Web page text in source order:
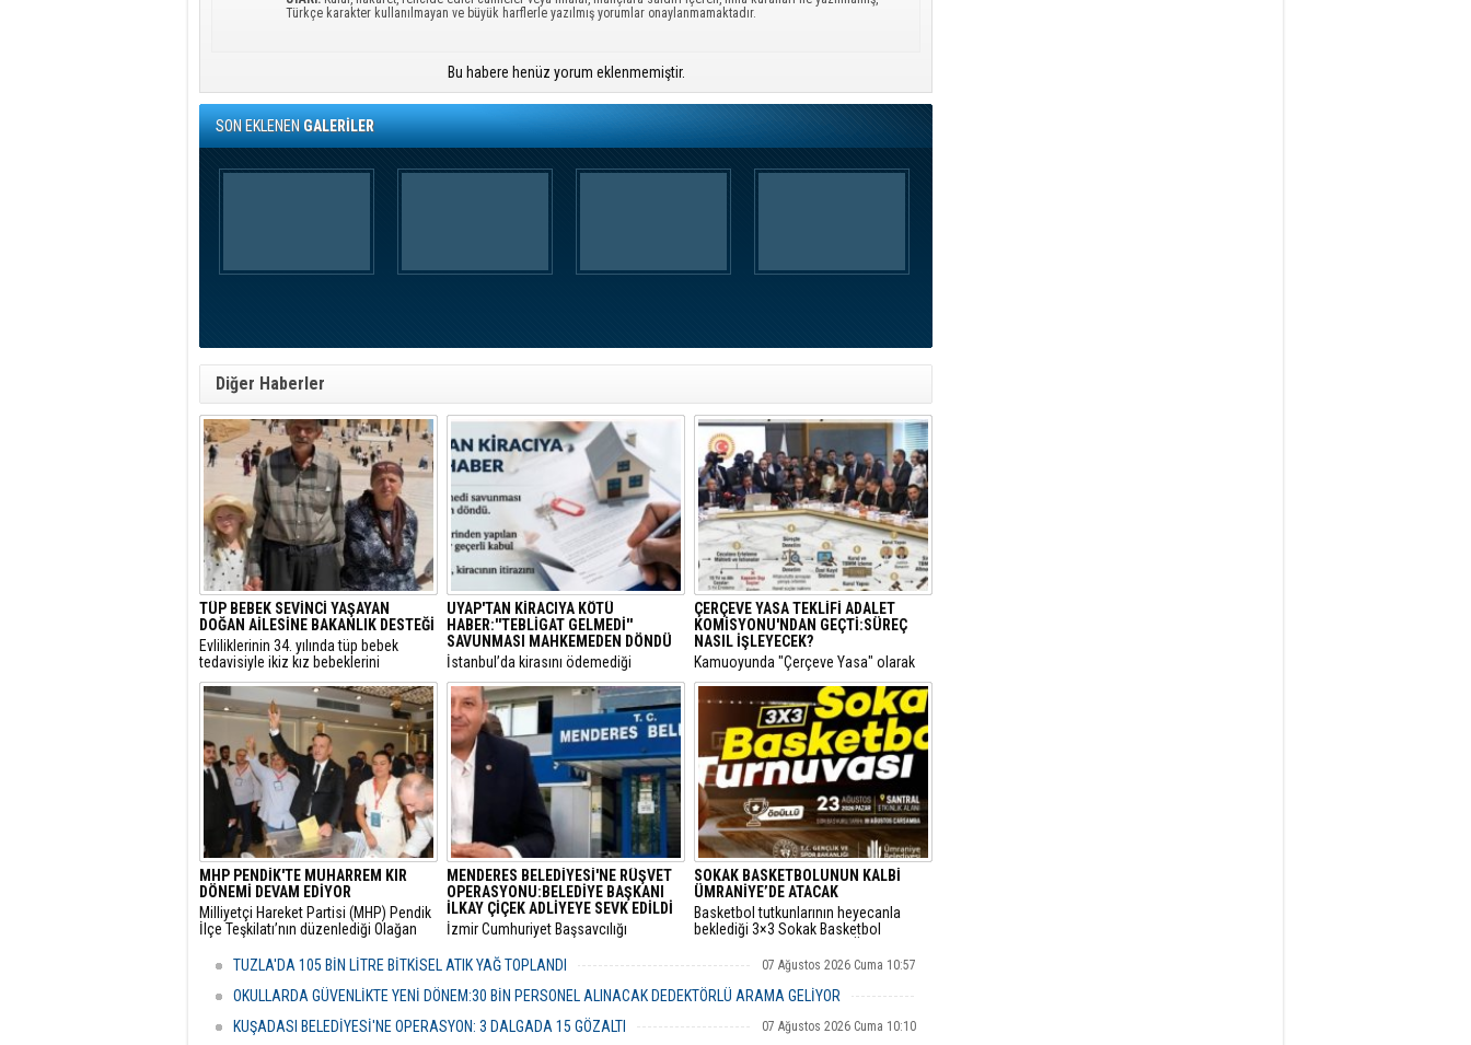
Türkçe karakter kullanılmayan ve büyük harflerle yazılmış yorumlar onaylanmamaktadır.
Bu habere henüz yorum eklenmemiştir.
SON EKLENENGALERİLER
Diğer Haberler
TÜP BEBEK SEVİNCİ YAŞAYAN
DOĞAN AİLESİNE BAKANLIK DESTEĞİ
​Evliliklerinin 34. yılında tüp bebek
tedavisiyle ikiz kız bebeklerini
kucaklarına alan ve Anıtkabir
ziyaretleriyle sosyal medyada büyük
beğeni toplayan Doğan ailesi için Aile
ve Sosyal Hizmetler Bakanlığı harekete
geçti.
UYAP'TAN KİRACIYA KÖTÜ
HABER:''TEBLİGAT GELMEDİ''
SAVUNMASI MAHKEMEDEN DÖNDÜ
​İstanbul’da kirasını ödemediği
gerekçesiyle hakkında icra takibi
başlatılan bir kiracının “Ödeme emri
elime ulaşmadı, takipten geç haberdar
oldum” diyerek yaptığı usulsüz tebligat
itirazı, İstinaf Mahkemesi’nin dikkat
çekici kararıyla sonuçsuz kaldı.
ÇERÇEVE YASA TEKLİFİ ADALET
KOMİSYONU'NDAN GEÇTİ:SÜREÇ
NASIL İŞLEYECEK?
​Kamuoyunda "Çerçeve Yasa" olarak
bilinen ve terör örgütü PKK'nin
kendisini feshederek silah bırakmasını
hedefleyen Milli Dayanışma ve
Toplumsal Bütünlüğün
Güçlendirilmesine Dair Kanun Teklifi,
TBMM Adalet Komisyonu'nda kabul
edildi.
MHP PENDİK'TE MUHARREM KIR
DÖNEMİ DEVAM EDİYOR
​Milliyetçi Hareket Partisi (MHP) Pendik
İlçe Teşkilatı’nın düzenlediği Olağan
Kır, delegelerin desteğini alarak
MENDERES BELEDİYESİ'NE RÜŞVET
OPERASYONU:BELEDİYE BAŞKANI
İLKAY ÇİÇEK ADLİYEYE SEVK EDİLDİ
​İzmir Cumhuriyet Başsavcılığı
soruşturması kapsamında gözaltına
Çiçek’in de aralarında bulunduğu 16
SOKAK BASKETBOLUNUN KALBİ
ÜMRANİYE’DE ATACAK
Basketbol tutkunlarının heyecanla
beklediği 3×3 Sokak Basketbol
Santral Etkinlik Alanı’nda
gerçekleştirilecek.
TUZLA'DA 105 BİN LİTRE BİTKİSEL ATIK YAĞ TOPLANDI 07 Ağustos 2026 Cuma 10:57
OKULLARDA GÜVENLİKTE YENİ DÖNEM:30 BİN PERSONEL ALINACAK DEDEKTÖRLÜ ARAMA GELİYOR
07 Ağustos 2026 Cuma 10:18
KUŞADASI BELEDİYESİ'NE OPERASYON: 3 DALGADA 15 GÖZALTI 07 Ağustos 2026 Cuma 10:10